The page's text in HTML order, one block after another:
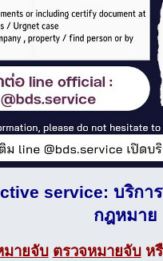
service: บริกา
กฎหมาย
มายจับ ตรวจหมายจับห